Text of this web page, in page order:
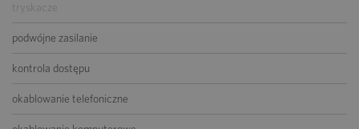
tryskacze
podwójne zasilanie
kontrola dostępu
okablowanie telefoniczne